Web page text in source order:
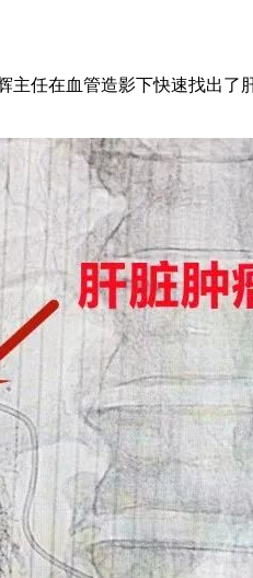
任在血管造影下快速找出